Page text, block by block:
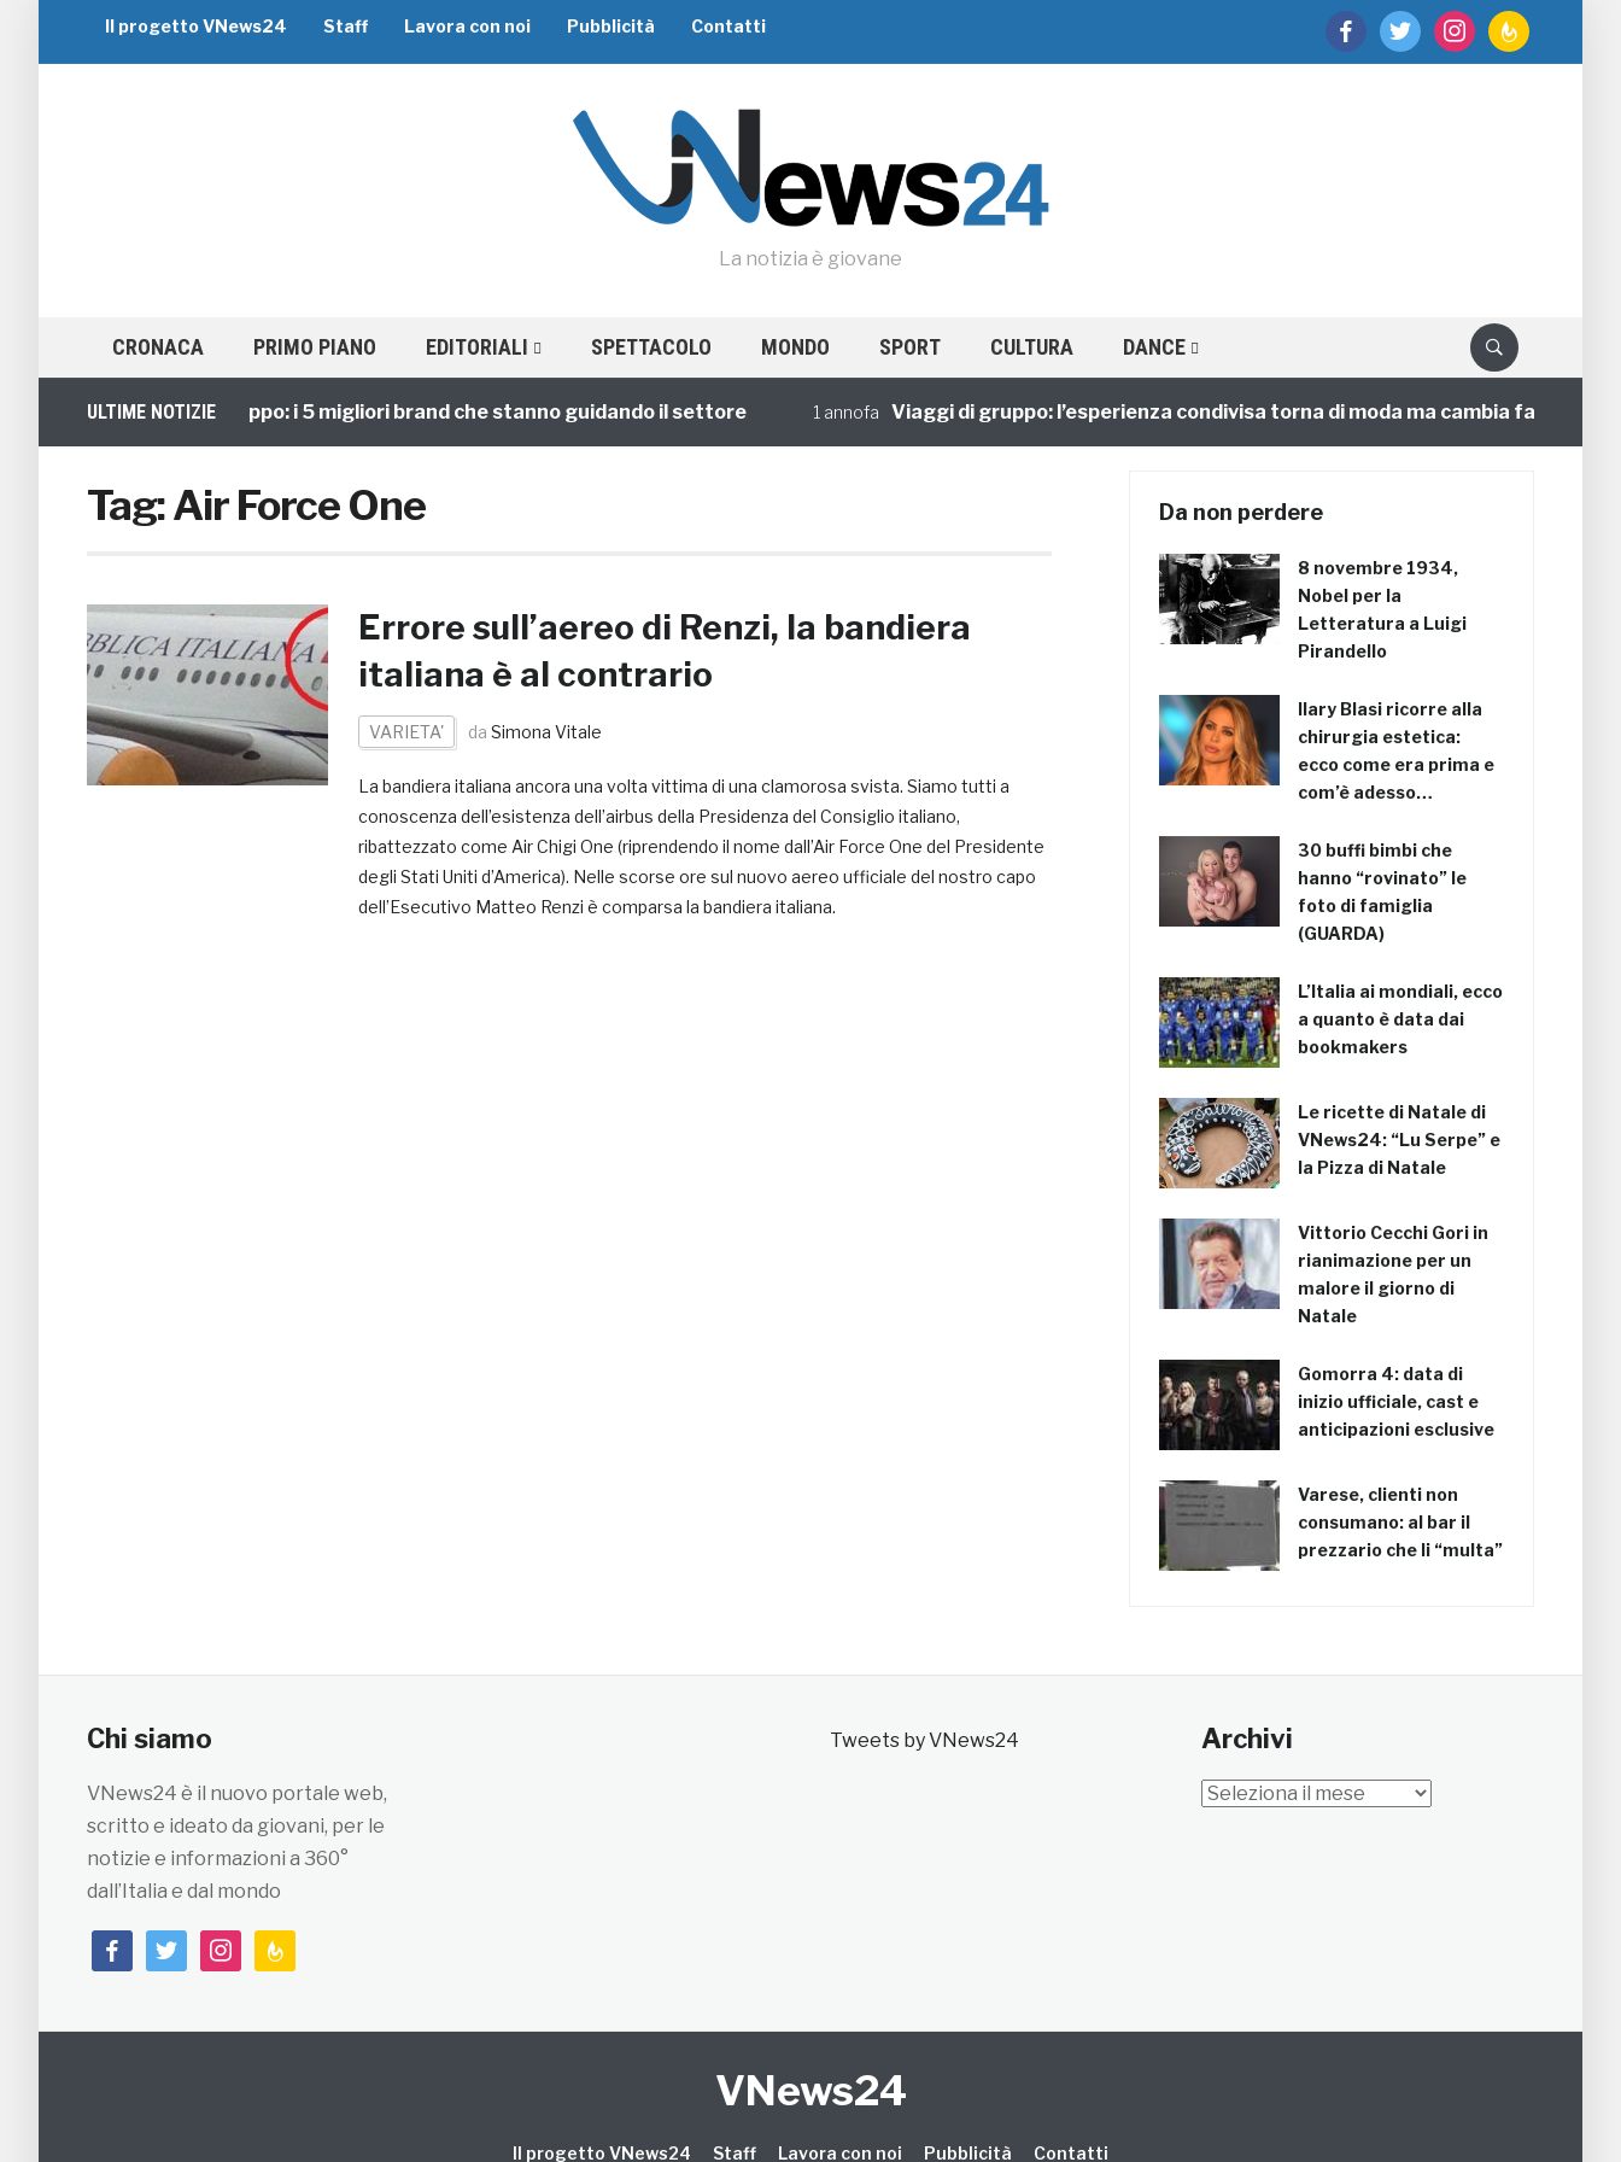
facebooktwitter instagramfeedburner
Il progetto VNews24 Staff Lavora con noi Pubblicità Contatti
La notizia è giovane
CRONACA PRIMO PIANO EDITORIALI SPETTACOLO MONDO SPORT CULTURA DANCE
ULTIME NOTIZIE
Viaggi di Gruppo: i 5 migliori brand che stanno guidando il settore 1 annofa Viaggi di gruppo: l’esperienza condivisa torna di moda ma cambia faccia
Tag:Air Force One
Errore sull’aereo di Renzi, la bandiera
italiana è al contrario
VARIETA' da Simona Vitale
La bandiera italiana ancora una volta vittima di una clamorosa svista. Siamo tutti a
conoscenza dell’esistenza dell’airbus della Presidenza del Consiglio italiano,
ribattezzato come Air Chigi One (riprendendo il nome dall’Air Force One del Presidente
degli Stati Uniti d’America). Nelle scorse ore sul nuovo aereo ufficiale del nostro capo
dell’Esecutivo Matteo Renzi è comparsa la bandiera italiana.
Da non perdere
8 novembre 1934,
Nobel per la
Letteratura a Luigi
Pirandello
Ilary Blasi ricorre alla
chirurgia estetica:
ecco come era prima e
com’è adesso…
30 buffi bimbi che
hanno “rovinato” le
foto di famiglia
(GUARDA)
L’Italia ai mondiali, ecco
a quanto è data dai
bookmakers
Le ricette di Natale di
VNews24: “Lu Serpe” e
la Pizza di Natale
Vittorio Cecchi Gori in
rianimazione per un
malore il giorno di
Natale
Gomorra 4: data di
inizio ufficiale, cast e
anticipazioni esclusive
Varese, clienti non
consumano: al bar il
prezzario che li “multa”
Chi siamo
VNews24 è il nuovo portale web,
scritto e ideato da giovani, per le
notizie e informazioni a 360°
dall’Italia e dal mondo
facebooktwitterinstagramfeedburner
Tweets by VNews24 Archivi
Archivi
VNews24
Il progetto VNews24 Staff Lavora con noi Pubblicità Contatti